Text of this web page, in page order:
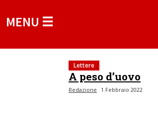
MENU ☰
Lettere
A peso d’uovo
Redazione 1 Febbraio 2022